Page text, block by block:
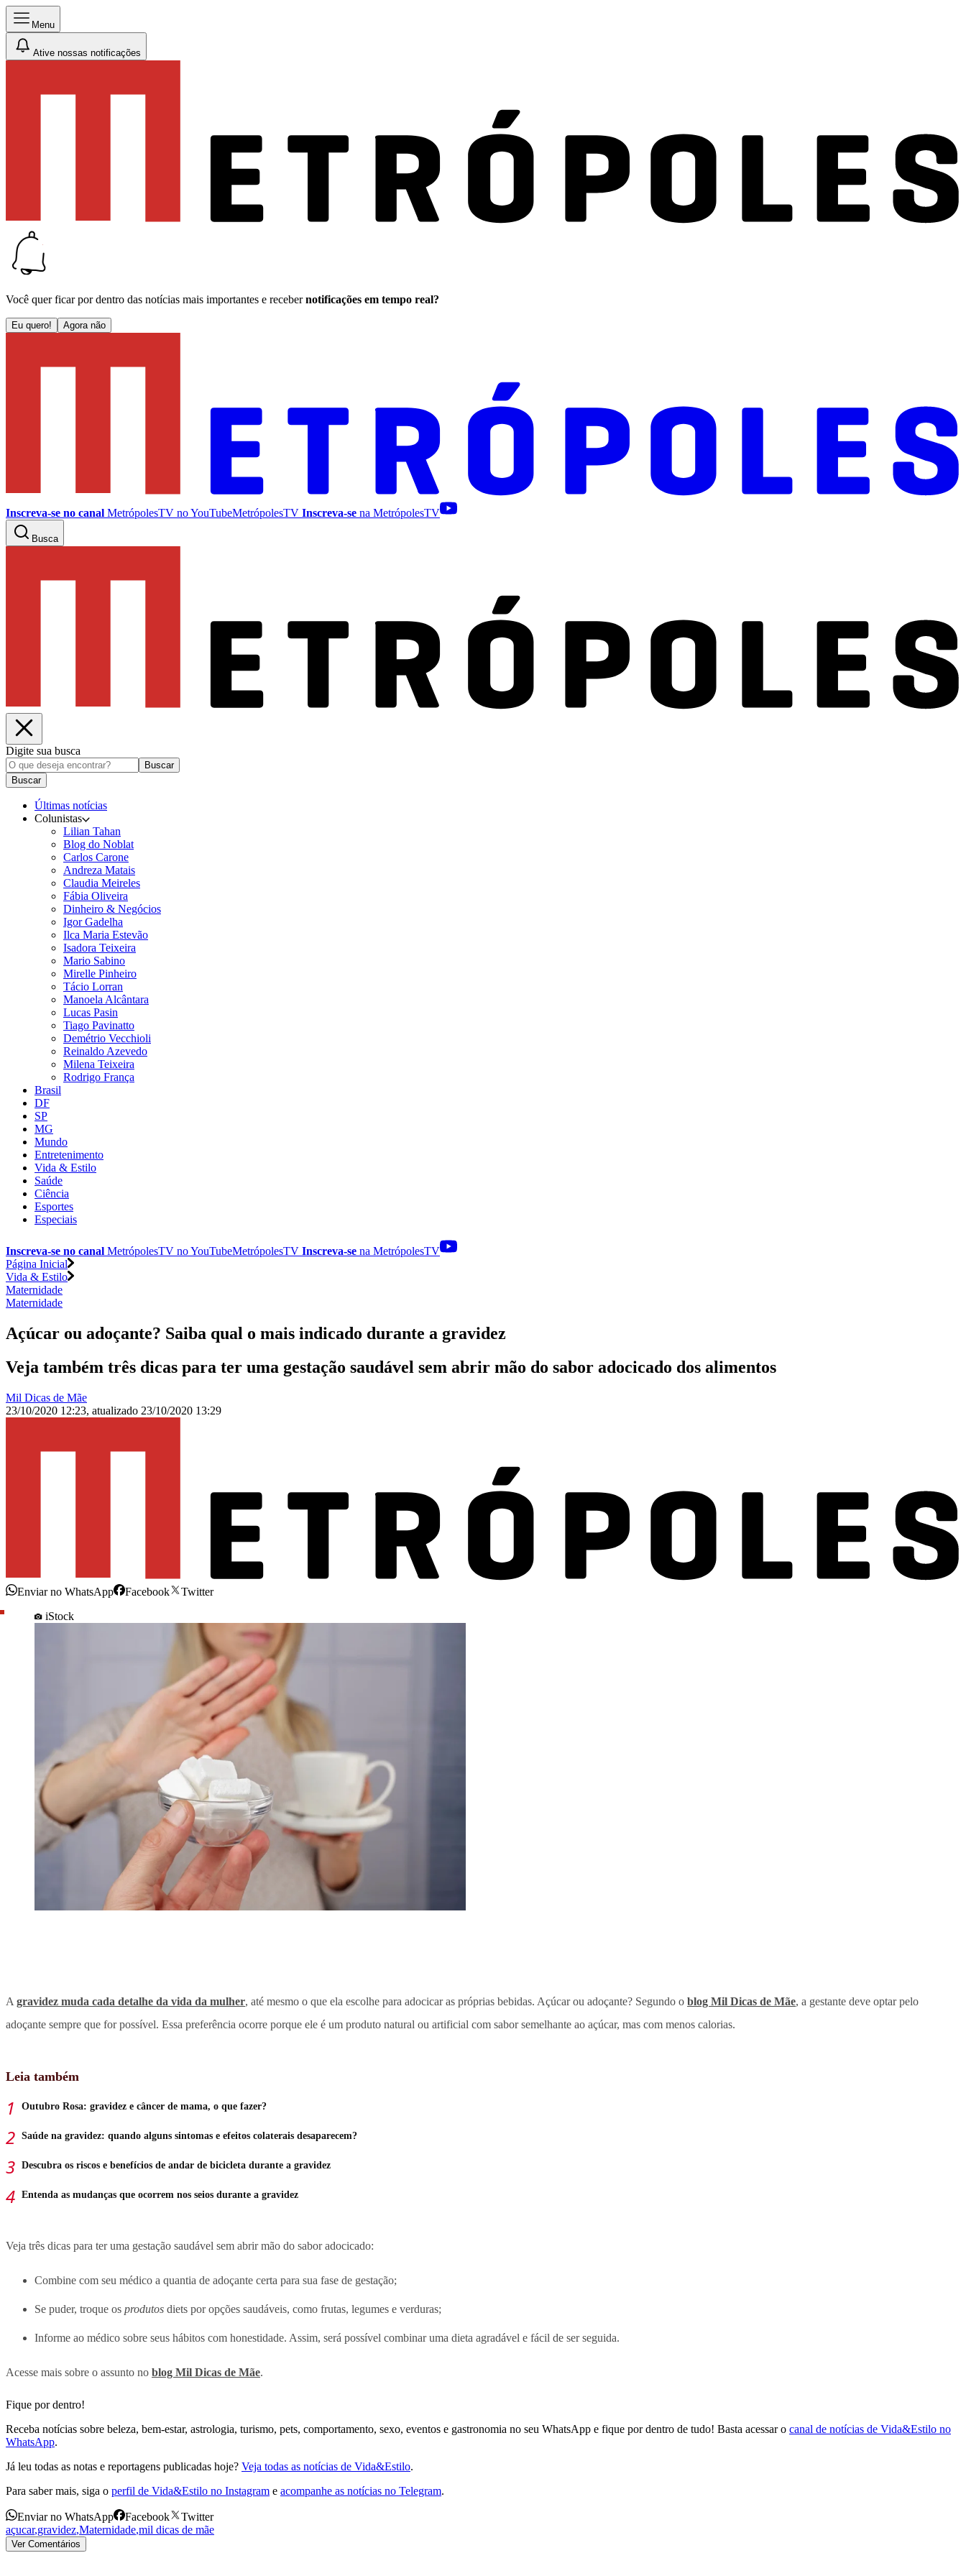
Menu
Ative nossas notificações
Você quer ficar por dentro das notícias mais importantes e receber notificações em tempo real?
Eu quero! Agora não
Inscreva-se no canal MetrópolesTV noYouTubeMetrópolesTV Inscreva-se na MetrópolesTV
Busca
Digite sua busca
Buscar
Buscar
Últimas notícias
Colunistas
Lilian Tahan
Blog do Noblat
Carlos Carone
Andreza Matais
Claudia Meireles
Fábia Oliveira
Dinheiro & Negócios
Igor Gadelha
Ilca Maria Estevão
Isadora Teixeira
Mario Sabino
Mirelle Pinheiro
Tácio Lorran
Manoela Alcântara
Lucas Pasin
Tiago Pavinatto
Demétrio Vecchioli
Reinaldo Azevedo
Milena Teixeira
Rodrigo França
Brasil
DF
SP
MG
Mundo
Entretenimento
Vida & Estilo
Saúde
Ciência
Esportes
Especiais
Inscreva-se no canal MetrópolesTV noYouTubeMetrópolesTV Inscreva-se na MetrópolesTV
Página Inicial
Vida & Estilo
Maternidade
Maternidade
Açúcar ou adoçante? Saiba qual o mais indicado durante a gravidez
Veja também três dicas para ter uma gestação saudável sem abrir mão do sabor adocicado dos alimentos
Mil Dicas de Mãe
23/10/2020 12:23, atualizado 23/10/2020 13:29
Enviar no WhatsApp Facebook
Twitter
iStock
A gravidez muda cada detalhe da vida da mulher, até mesmo o que ela escolhe para adocicar as próprias bebidas. Açúcar ou adoçante? Segundo o blog Mil Dicas de Mãe, a gestante deve optar pelo
adoçante sempre que for possível. Essa preferência ocorre porque ele é um produto natural ou artificial com sabor semelhante ao açúcar, mas com menos calorias.
Leia também
Outubro Rosa: gravidez e câncer de mama, o que fazer?
Saúde na gravidez: quando alguns sintomas e efeitos colaterais desaparecem?
Descubra os riscos e benefícios de andar de bicicleta durante a gravidez
Entenda as mudanças que ocorrem nos seios durante a gravidez
Veja três dicas para ter uma gestação saudável sem abrir mão do sabor adocicado:
Combine com seu médico a quantia de adoçante certa para sua fase de gestação;
Se puder, troque os produtos diets por opções saudáveis, como frutas, legumes e verduras;
Informe ao médico sobre seus hábitos com honestidade. Assim, será possível combinar uma dieta agradável e fácil de ser seguida.
Acesse mais sobre o assunto no blog Mil Dicas de Mãe.
Fique por dentro!
Receba notícias sobre beleza, bem-estar, astrologia, turismo, pets, comportamento, sexo, eventos e gastronomia no seu WhatsApp e fique por dentro de tudo! Basta acessar o canal de notícias de Vida&Estilo no
WhatsApp.
Já leu todas as notas e reportagens publicadas hoje? Veja todas as notícias de Vida&Estilo.
Para saber mais, siga o perfil de Vida&Estilo no Instagram e acompanhe as notícias no Telegram.
Enviar no WhatsApp Facebook
Twitter
açucar,gravidez,Maternidade,mil dicas de mãe
Ver Comentários